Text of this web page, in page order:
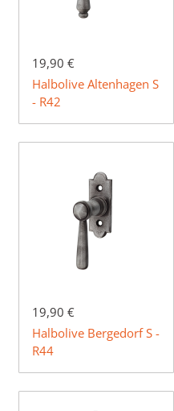
19,90 €
Halbolive Altenhagen S
- R42
19,90 €
Halbolive Bergedorf S -
R44